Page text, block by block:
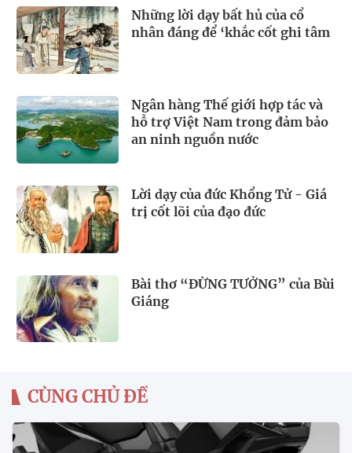
Những lời dạy bất hủ của cổ
nhân đáng để ‘khắc cốt ghi tâm
Ngân hàng Thế giới hợp tác và
hỗ trợ Việt Nam trong đảm bảo
an ninh nguồn nước
Lời dạy của đức Khổng Tử - Giá
trị cốt lõi của đạo đức
Bài thơ “ĐỪNG TƯỞNG” của Bùi
Giáng
CÙNG CHỦ ĐỀ